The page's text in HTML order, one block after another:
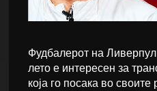
Фудбалерот на
лето е интересен за
која го посака во